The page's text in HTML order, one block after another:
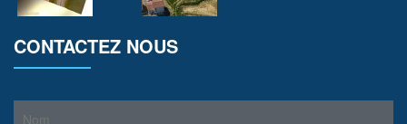
CONTACTEZ NOUS